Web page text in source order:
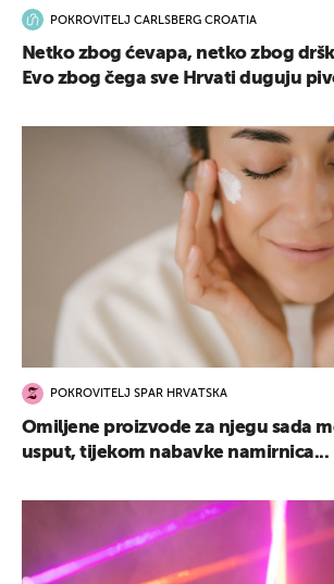
POKROVITELJ CARLSBERG CROATIA
Netko zbog ćevapa, netko zbog
Evo zbog čega sve Hrvati duguju
POKROVITELJ SPAR HRVATSKA
Omiljene proizvode za njegu sada
usput, tijekom nabavke namirnica...